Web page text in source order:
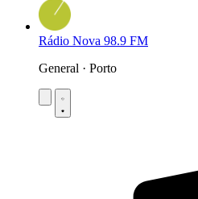
Rádio Nova 98.9 FM
General · Porto